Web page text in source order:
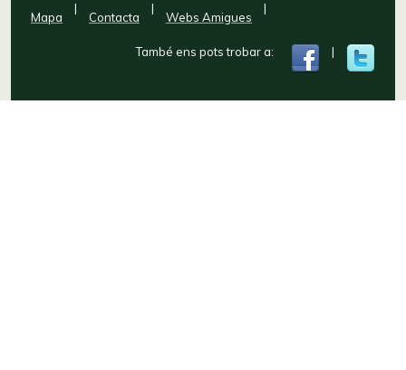
Mapa
|
Contacta
|
Webs Amigues
|
També ens pots trobar a: |